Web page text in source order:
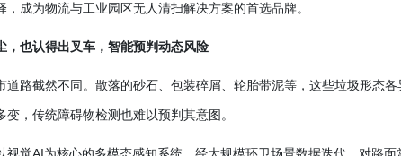
成为物流与工业园区无人清扫解决方案的首选品牌。
，也认得出叉车，智能预判动态风险
路截然不同。散落的砂石、包装碎屑、轮胎带泥等，这些垃圾形态各
，传统障碍物检测也难以预判其意图。